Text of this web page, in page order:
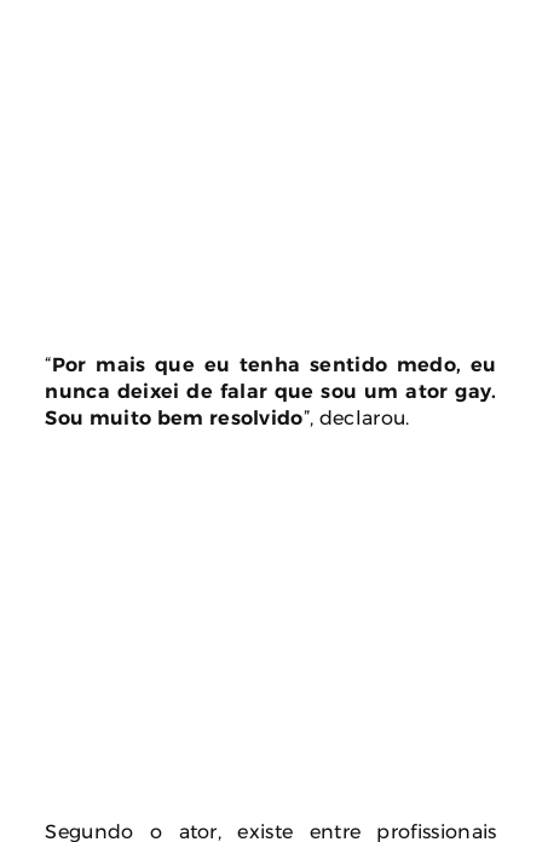
“Por mais que eu tenha sentido medo, eu
nunca deixei de falar que sou um ator gay.
Sou muito bem resolvido”, declarou.
Segundo o ator, existe entre profissionais